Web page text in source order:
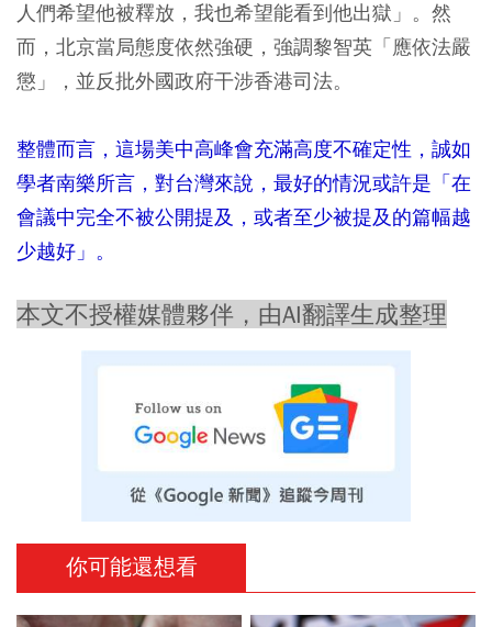
人們希望他被釋放，我也希望能看到他出獄」。然
而，北京當局態度依然強硬，強調黎智英「應依法嚴
懲」，並反批外國政府干涉香港司法。
整體而言，這場美中高峰會充滿高度不確定性，誠如
學者南樂所言，對台灣來說，最好的情況或許是「在
會議中完全不被公開提及，或者至少被提及的篇幅越
少越好」。
本文不授權媒體夥伴，由AI翻譯生成整理
你可能還想看